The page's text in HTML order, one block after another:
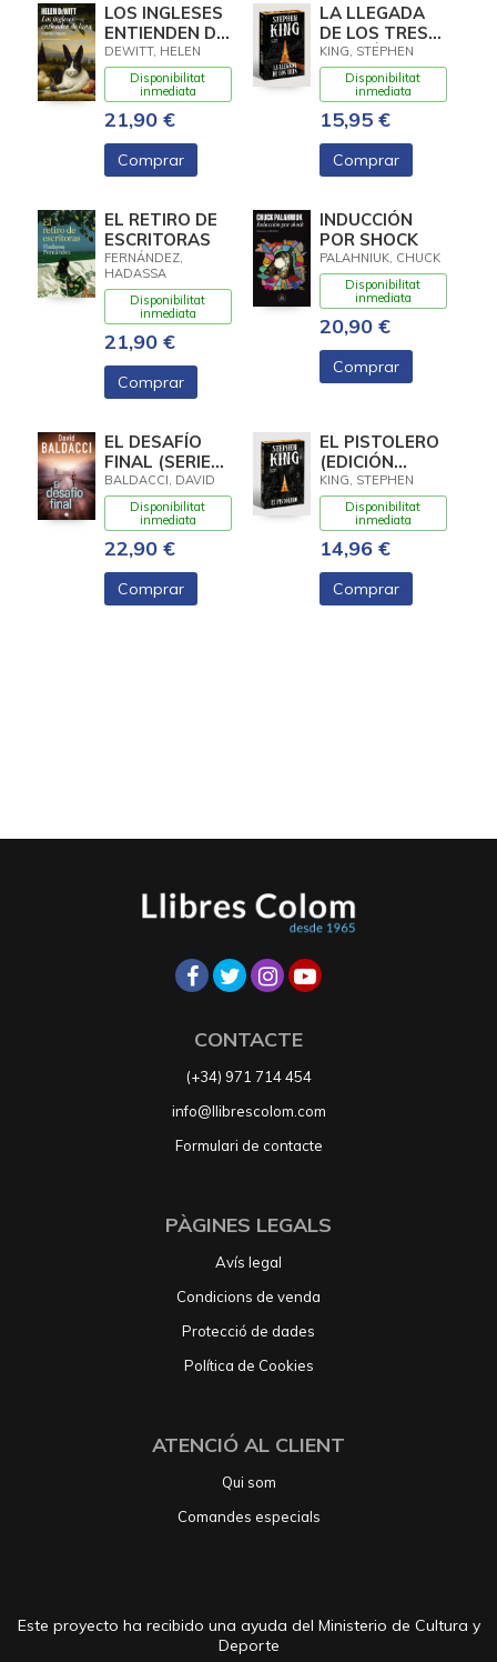
LOS INGLESES
ENTIENDEN DE
LANA (Y
OTROS
TRUCOS)
DEWITT, HELEN
Disponibilitat
inmediata
21,90 €
Comprar
LA LLEGADA
DE LOS TRES
(EDICIÓN
CANTOS
TINTADOS) (LA
TORRE
OSCURA 2)
KING, STEPHEN
Disponibilitat
inmediata
15,95 €
Comprar
EL RETIRO DE
ESCRITORAS
FERNÁNDEZ,
HADASSA
Disponibilitat
inmediata
21,90 €
Comprar
INDUCCIÓN
POR SHOCK
PALAHNIUK, CHUCK
Disponibilitat
inmediata
20,90 €
Comprar
EL DESAFÍO
FINAL (SERIE
ATLEE PINE 4)
BALDACCI, DAVID
Disponibilitat
inmediata
22,90 €
Comprar
EL PISTOLERO
(EDICIÓN
CANTOS
TINTADOS) (LA
TORRE
OSCURA 1)
KING, STEPHEN
Disponibilitat
inmediata
14,96 €
Comprar
CONTACTE
(+34) 971 714 454
info@llibrescolom.com
Formulari de contacte
PÀGINES LEGALS
Avís legal
Condicions de venda
Protecció de dades
Política de Cookies
ATENCIÓ AL CLIENT
Qui som
Comandes especials
Este proyecto ha recibido una ayuda del Ministerio de Cultura y
Deporte